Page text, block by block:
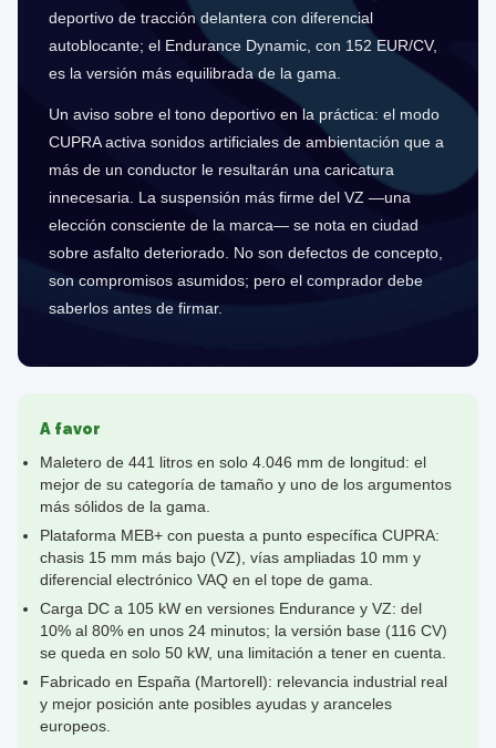
deportivo de tracción delantera con diferencial
autoblocante; el Endurance Dynamic, con 152 EUR/CV,
es la versión más equilibrada de la gama.
Un aviso sobre el tono deportivo en la práctica: el modo
CUPRA activa sonidos artificiales de ambientación que a
más de un conductor le resultarán una caricatura
innecesaria. La suspensión más firme del VZ —una
elección consciente de la marca— se nota en ciudad
sobre asfalto deteriorado. No son defectos de concepto,
son compromisos asumidos; pero el comprador debe
saberlos antes de firmar.
A favor
Maletero de 441 litros en solo 4.046 mm de longitud: el
mejor de su categoría de tamaño y uno de los argumentos
más sólidos de la gama.
Plataforma MEB+ con puesta a punto específica CUPRA:
chasis 15 mm más bajo (VZ), vías ampliadas 10 mm y
diferencial electrónico VAQ en el tope de gama.
Carga DC a 105 kW en versiones Endurance y VZ: del
10% al 80% en unos 24 minutos; la versión base (116 CV)
se queda en solo 50 kW, una limitación a tener en cuenta.
Fabricado en España (Martorell): relevancia industrial real
y mejor posición ante posibles ayudas y aranceles
europeos.